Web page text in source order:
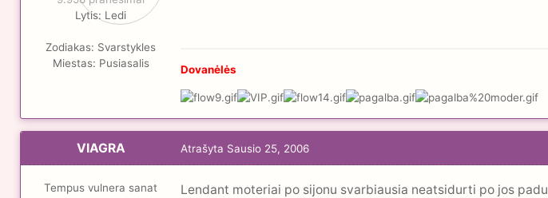
Lytis: Ledi
Zodiakas: Svarstykles
Miestas: Pusiasalis Dovanėlės
VIAGRA
Tempus vulnera sanat
Atrašyta Sausio 25, 2006
Lendant moteriai po sijonu svarbiausia neatsidurti po jos